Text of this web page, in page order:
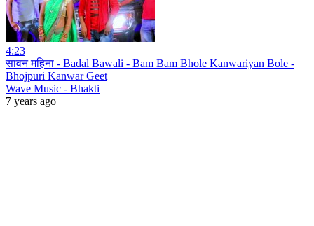
4:23
सावन महिना - Badal Bawali - Bam Bam Bhole Kanwariyan Bole -
Bhojpuri Kanwar Geet
Wave Music - Bhakti
7 years ago